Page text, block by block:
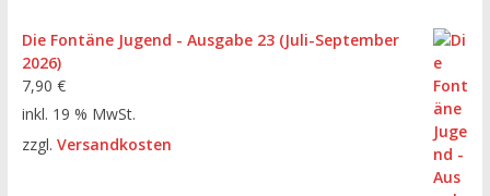
Die Fontäne Jugend - Ausgabe 23 (Juli-September
2026)
7,90 €
inkl. 19 % MwSt.
zzgl. Versandkosten